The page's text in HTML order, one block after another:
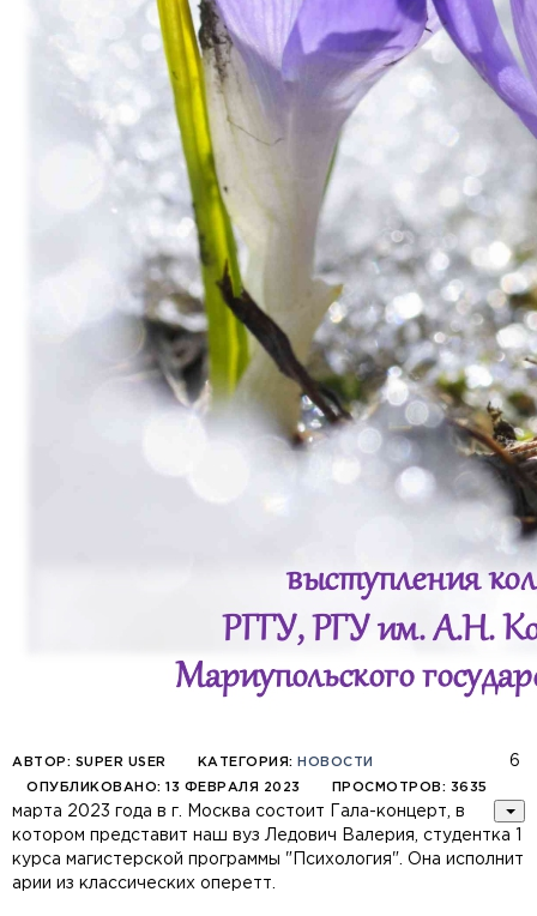
АВТОР: SUPER USER КАТЕГОРИЯ: НОВОСТИ
ОПУБЛИКОВАНО: 13 ФЕВРАЛЯ 2023 ПРОСМОТРОВ: 3635
6
марта 2023 года в г. Москва состоит Гала-концерт, в
котором представит наш вуз Ледович Валерия, студентка 1
курса магистерской программы "Психология". Она исполнит
арии из классических оперетт.